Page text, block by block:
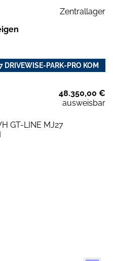
Zentrallager
DRIVEWISE-PARK-PRO KOM
48.350,00 €
ausweisbar